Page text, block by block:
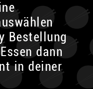
Bestellung
dann
in deiner